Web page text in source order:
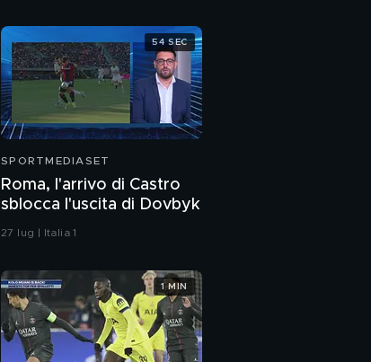
SPORTMEDIASET
Roma, l'arrivo di Castro
sblocca l'uscita di Dovbyk
27 lug | Italia 1
54 SEC
1 MIN